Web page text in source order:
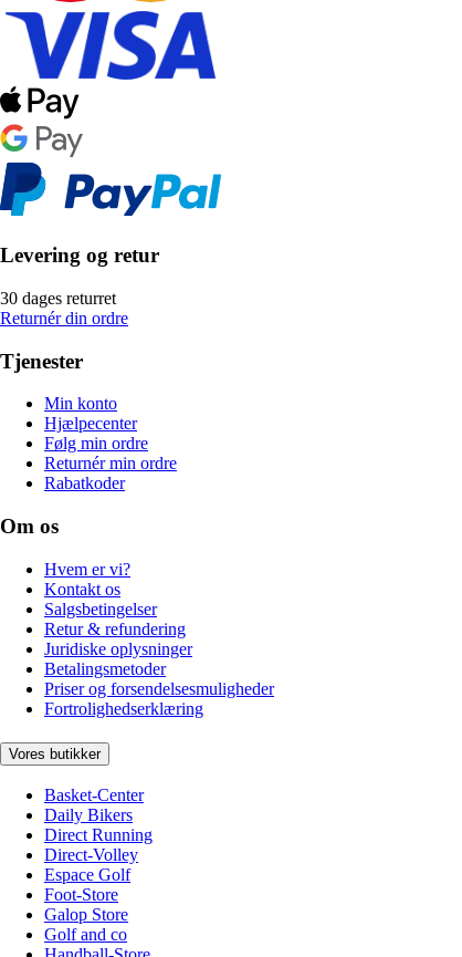
Levering og retur
30 dages returret
Returnér din ordre
Tjenester
Min konto
Hjælpecenter
Følg min ordre
Returnér min ordre
Rabatkoder
Om os
Hvem er vi?
Kontakt os
Salgsbetingelser
Retur & refundering
Juridiske oplysninger
Betalingsmetoder
Priser og forsendelsesmuligheder
Fortrolighedserklæring
Vores butikker
Basket-Center
Daily Bikers
Direct Running
Direct-Volley
Espace Golf
Foot-Store
Galop Store
Golf and co